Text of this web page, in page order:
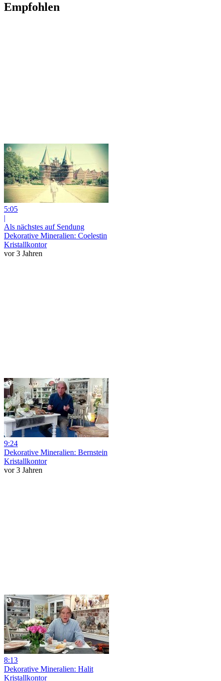
Empfohlen
5:05
|
Als nächstes auf Sendung
Dekorative Mineralien: Coelestin
Kristallkontor
vor 3 Jahren
9:24
Dekorative Mineralien: Bernstein
Kristallkontor
vor 3 Jahren
8:13
Dekorative Mineralien: Halit
Kristallkontor